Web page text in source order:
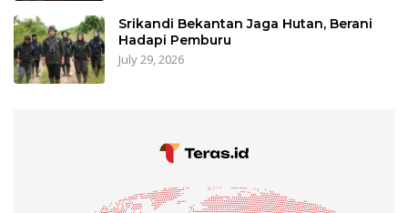
Srikandi Bekantan Jaga Hutan, Berani
Hadapi Pemburu
July 29, 2026